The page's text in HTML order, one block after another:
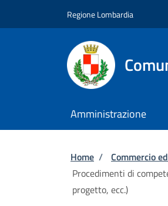
Regione Lombardia
Amministrazione
Briciole
Home / Commercio
Procedimenti di
progetto, ecc.)